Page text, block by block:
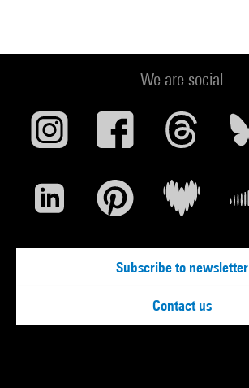
We are social
Subscribe to newsletter
Contact us